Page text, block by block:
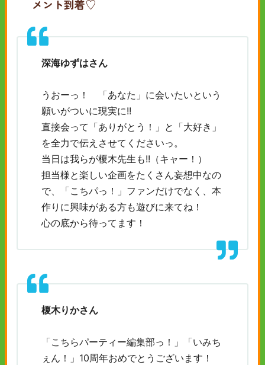
メント到着♡
深海ゆずはさん
うおーっ！ 「あなた」に会いたいという
願いがついに現実に!!
直接会って「ありがとう！」と「大好き」
を全力で伝えさせてくださいっ。
当日は我らが榎木先生も!!（キャー！）
担当様と楽しい企画をたくさん妄想中なの
で、「こちパっ！」ファンだけでなく、本
作りに興味がある方も遊びに来てね！
心の底から待ってます！
榎木りかさん
「こちらパーティー編集部っ！」「いみち
ぇん！」10周年おめでとうございます！